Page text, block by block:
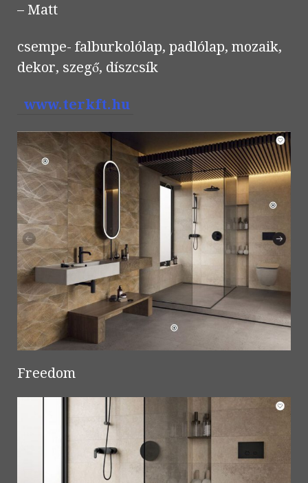
– Matt
csempe- falburkolólap, padlólap, mozaik,
dekor, szegő, díszcsík
www.terkft.hu
Freedom